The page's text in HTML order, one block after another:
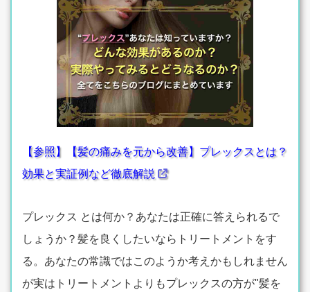
【参照】【髪の痛みを元から改善】プレックスとは？
効果と実証例など徹底解説
プレックス とは何か？あなたは正確に答えられるで
しょうか？髪を良くしたいならトリートメントをす
る。あなたの常識ではこのようか考えかもしれません
が実はトリートメントよりもプレックスの方が"髪を